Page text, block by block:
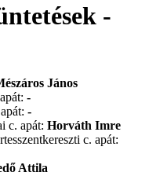
-
János
-
-
c. apát: Horváth Imre
c. apát:
Attila